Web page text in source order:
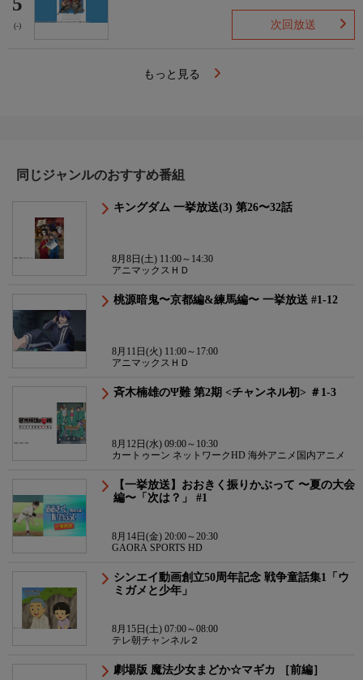
(-) 次回放送
もっと見る
同じジャンルのおすすめ番組
キングダム 一挙放送(3) 第26〜32話
8月8日(土) 11:00～14:30
アニマックスＨＤ
桃源暗鬼〜京都編&練馬編〜 一挙放送 #1-12
8月11日(火) 11:00～17:00
アニマックスＨＤ
斉木楠雄のΨ難 第2期 <チャンネル初> ＃1-3
8月12日(水) 09:00～10:30
カートゥーン ネットワークHD 海外アニメ国内アニメ
【一挙放送】おおきく振りかぶって 〜夏の大会
編〜「次は？」 #1
8月14日(金) 20:00～20:30
GAORA SPORTS HD
シンエイ動画創立50周年記念 戦争童話集1「ウ
ミガメと少年」
8月15日(土) 07:00～08:00
テレ朝チャンネル２
劇場版 魔法少女まどか☆マギカ ［前編］